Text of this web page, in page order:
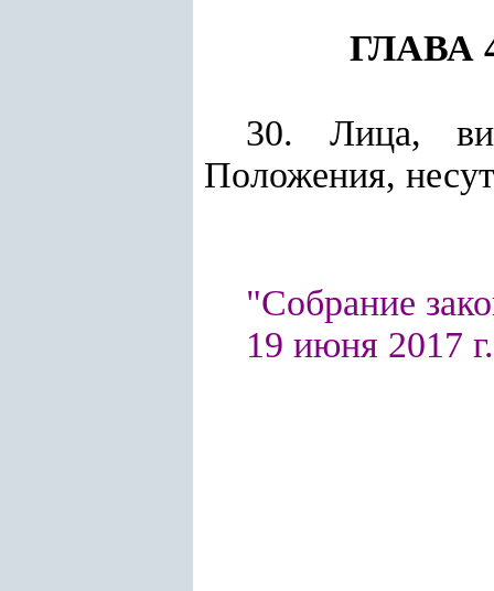
ГЛАВА
30. Лица,
Положения,
"Собрание
19 июня 2017